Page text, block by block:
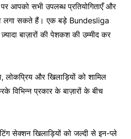
आपको सभी उपलब्ध प्रतियोगिताएँ और
लगा सकते हैं। एक बड़े Bundesliga
बाज़ारों की पेशकश की उम्मीद कर
लोकप्रिय और खिलाड़ियों को शामिल
विभिन्न प्रकार के बाज़ारों के बीच
सेक्शन खिलाड़ियों को जल्दी से इन-प्ले